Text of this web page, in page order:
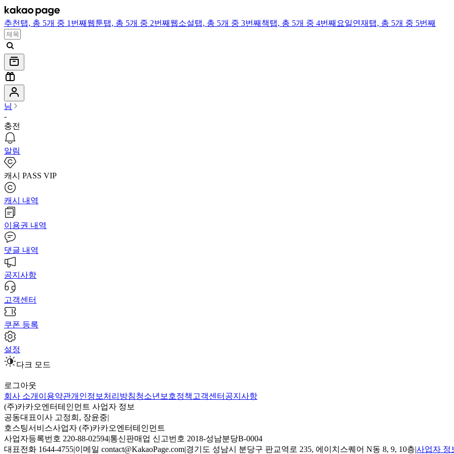
추천 탭, 총 5개 중 1번째 웹툰탭, 총 5개 중 2번째 웹소설탭, 총 5개 중 3번째 책탭, 총 5개 중 4번째 요일연재 탭, 총 5개 중 5번째
님
-
충전
알림
캐시 PASS VIP
캐시 내역
이용권 내역
댓글 내역
공지사항
고객센터
쿠폰 등록
설정
다크 모드
로그아웃
회사 소개 이용약관개인정보처리방침청소년보호정책 고객센터 공지사항
(주)카카오엔터테인먼트 사업자 정보
공동대표이사 고정희, 장윤중|
호스팅서비스사업자 (주)카카오엔터테인먼트
사업자등록번호 220-88-02594|통신판매업 신고번호 2018-성남분당B-0004
대표전화 1644-4755|이메일 contact@KakaoPage.com|경기도 성남시 분당구 판교역로 235, 에이치스퀘어 N동 8, 9, 10층|사업자 정